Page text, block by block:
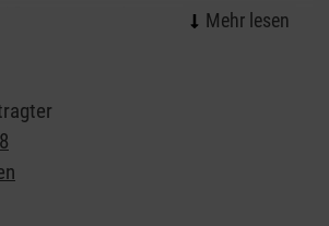
Geräte und Materialien. Der
in Oberhausen unterstützt so
ihrer Verantwortung für die
Schüler und Lehrkräfte.